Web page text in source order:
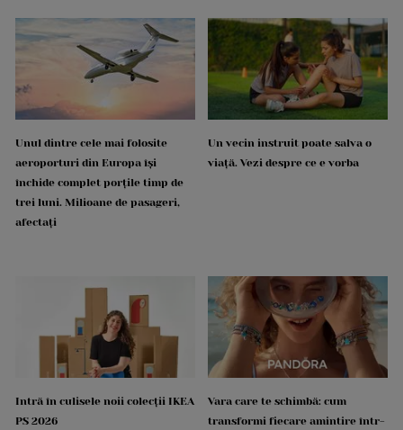
Unul dintre cele mai folosite
aeroporturi din Europa își
închide complet porțile timp de
trei luni. Milioane de pasageri,
afectați
Un vecin instruit poate salva o
viață. Vezi despre ce e vorba
Intră în culisele noii colecții IKEA
PS 2026
Vara care te schimbă: cum
transformi fiecare amintire într-